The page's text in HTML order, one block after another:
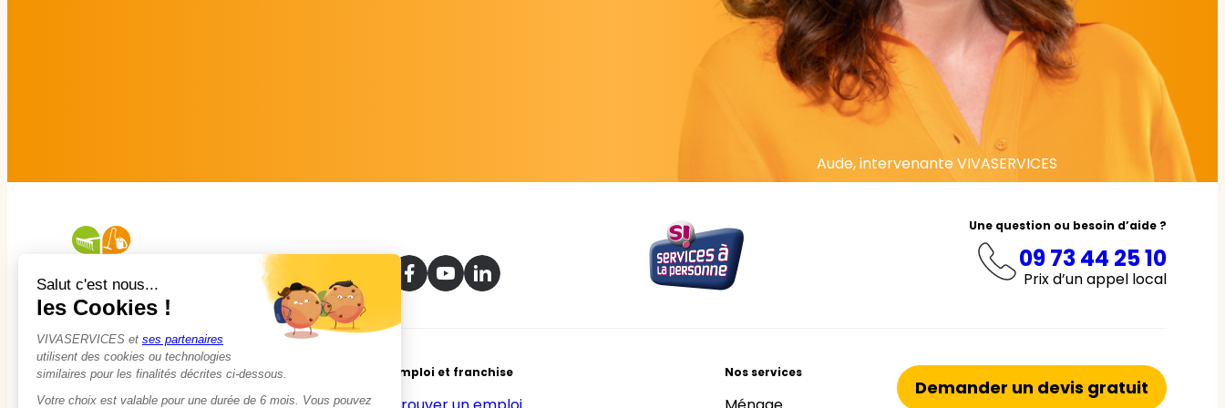
Aude, intervenante VIVASERVICES
Une question ou besoin d’aide ?
09 73 44 25 10
Prix d’un appel local
À propos Emploi et franchise Nos services
Demander un devis gratuit